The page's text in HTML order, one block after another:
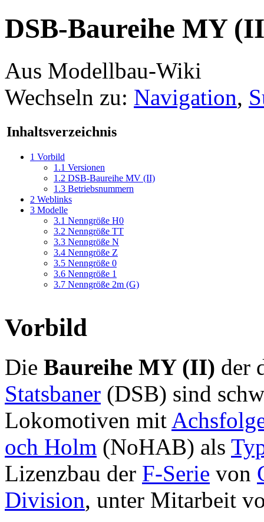
DSB-Baureihe MY
Aus Modellbau-Wiki
Wechseln zu: Navigation,
Inhaltsverzeichnis
1 Vorbild
1.1 Versionen
1.2 DSB-Baureihe MV (II)
1.3 Betriebsnummern
2 Weblinks
3 Modelle
3.1 Nenngröße H0
3.2 Nenngröße TT
3.3 Nenngröße N
3.4 Nenngröße Z
3.5 Nenngröße 0
3.6 Nenngröße 1
3.7 Nenngröße 2m (G)
Vorbild
Die Baureihe MY (II) der
Statsbaner (DSB) sind
Lokomotiven mit
och Holm (NoHAB) als
Lizenzbau der F-Serie von
Division, unter Mitarbeit